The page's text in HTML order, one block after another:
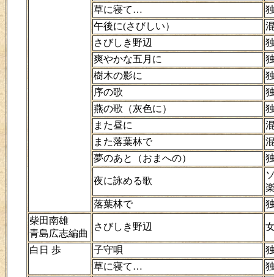
草に寝て…
午後に(さびしい）
さびしき野辺
爽やかな五月に
樹木の影に
序の歌
燕の歌（灰色に）
また昼に
また落葉林で
夢のあと（おまへの）
夜に詠める歌
落葉林で
柴田南雄
青島広志編曲
さびしき野辺
白日 歩 子守唄
草に寝て…